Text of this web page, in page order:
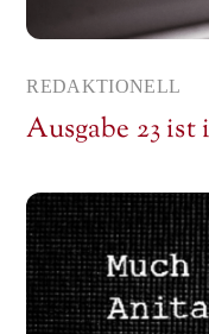
REDAKTIONELL
Ausgabe 23